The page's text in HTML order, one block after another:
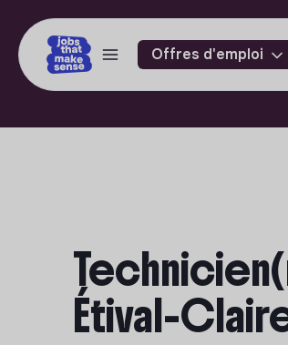
Offres d'emploi
Étival-